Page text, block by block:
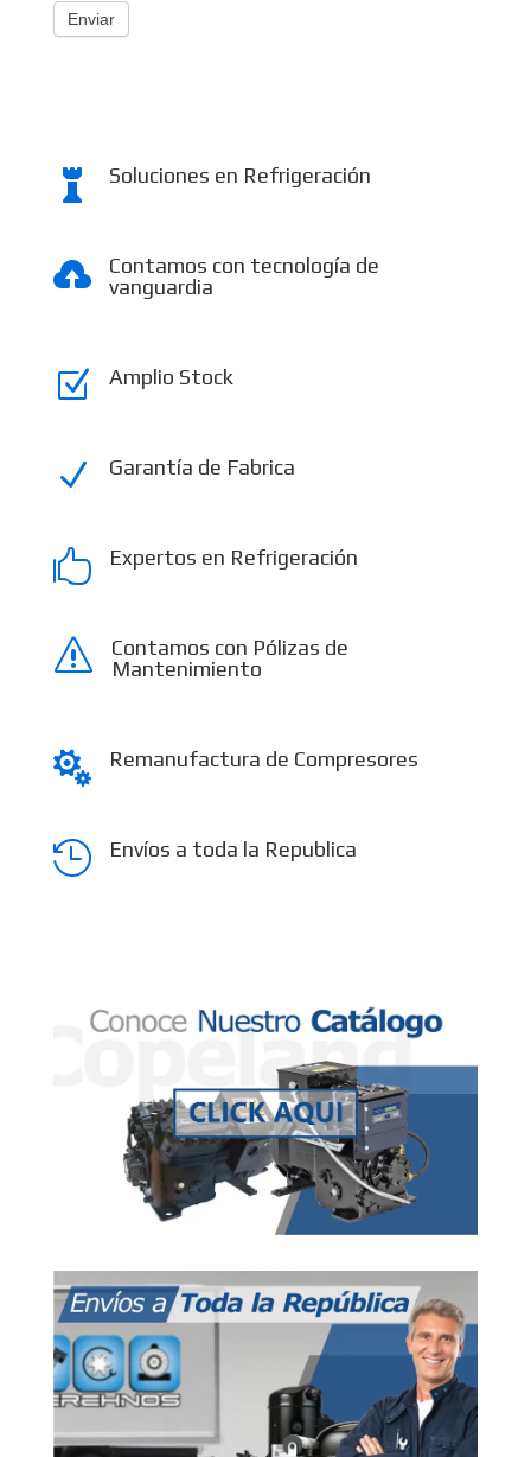
Enviar
 Soluciones en Refrigeración

Contamos con tecnología de
vanguardia
Z Amplio Stock
N Garantía de Fabrica
 Expertos en Refrigeración
s
Contamos con Pólizas de
Mantenimiento
 Remanufactura de Compresores
 Envíos a toda la Republica